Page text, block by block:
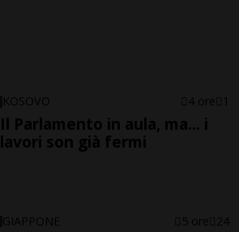
KOSOVO 4 ore 1
Il Parlamento in aula, ma... i
lavori son già fermi
GIAPPONE 5 ore 24